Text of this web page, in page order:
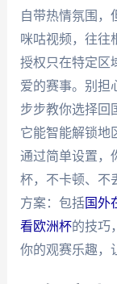
自带热情氛围，
咪咕视频，往往
授权只在特定
爱的赛事。别担
步步教你选择回
它能智能解锁地
通过简单设置，
杯，不卡顿、不
方案：包括国外
看欧洲杯的技巧
你的观赛乐趣，